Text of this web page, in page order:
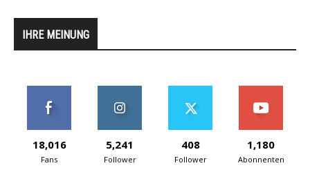
IHRE MEINUNG
18,016
Fans
5,241
Follower
408
Follower
1,180
Abonnenten